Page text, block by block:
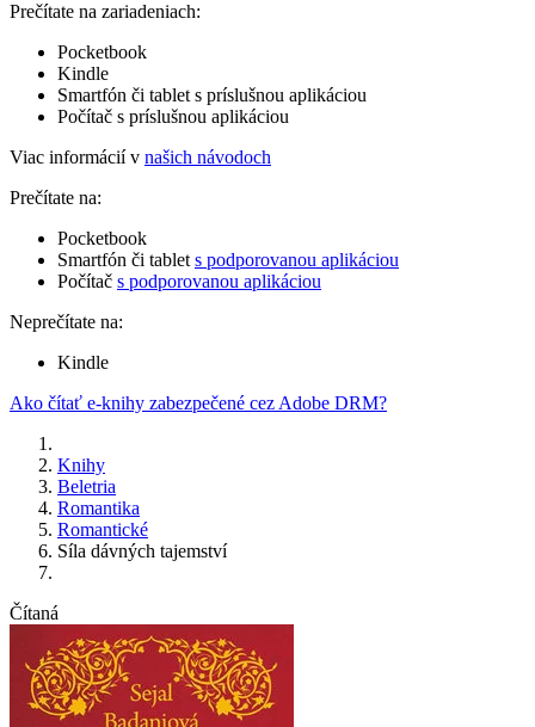
Prečítate na zariadeniach:
Pocketbook
Kindle
Smartfón či tablet s príslušnou aplikáciou
Počítač s príslušnou aplikáciou
Viac informácií v našich návodoch
Prečítate na:
Pocketbook
Smartfón či tablet s podporovanou aplikáciou
Počítač s podporovanou aplikáciou
Neprečítate na:
Kindle
Ako čítať e-knihy zabezpečené cez Adobe DRM?
Knihy
Beletria
Romantika
Romantické
Síla dávných tajemství
Čítaná